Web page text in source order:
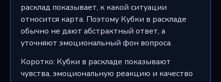
расклад показывает, к какой ситуации
относится карта. Поэтому Кубки в раскладе
обычно не дают абстрактный ответ, а
уточняют эмоциональный фон вопроса.
Коротко: Кубки в раскладе показывают
чувства, эмоциональную реакцию и качество